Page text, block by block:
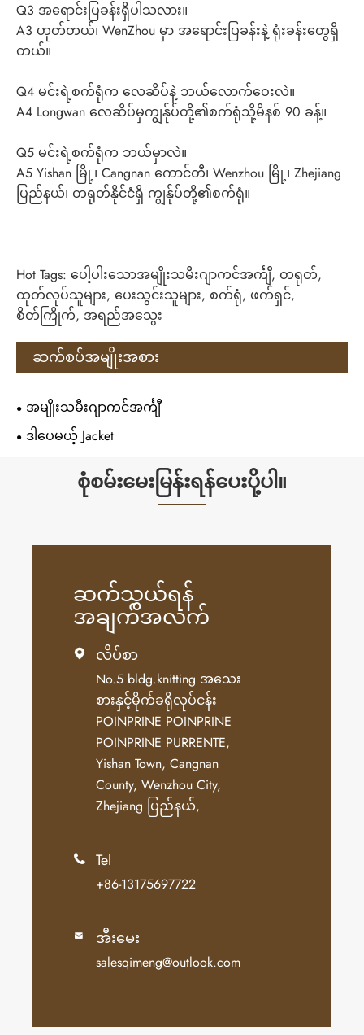
Q3 အရောင်းပြခန်းရှိပါသလား။
A3 ဟုတ်တယ်၊ WenZhou မှာ အရောင်းပြခန်းနဲ့ ရုံးခန်းတွေရှိ
တယ်။
Q4 မင်းရဲ့စက်ရုံက လေဆိပ်နဲ့ ဘယ်လောက်ဝေးလဲ။
A4 Longwan လေဆိပ်မှကျွန်ုပ်တို့၏စက်ရုံသို့မိနစ် 90 ခန့်။
Q5 မင်းရဲ့စက်ရုံက ဘယ်မှာလဲ။
A5 Yishan မြို့၊ Cangnan ကောင်တီ၊ Wenzhou မြို့၊ Zhejiang
ပြည်နယ်၊ တရုတ်နိုင်ငံရှိ ကျွန်ုပ်တို့၏စက်ရုံ။
Hot Tags: ပေါ့ပါးသောအမျိုးသမီးဂျာကင်အင်္ကျီ, တရုတ်,
ထုတ်လုပ်သူများ, ပေးသွင်းသူများ, စက်ရုံ, ဖက်ရှင်,
စိတ်ကြိုက်, အရည်အသွေး
ဆက်စပ်အမျိုးအစား
အမျိုးသမီးဂျာကင်အင်္ကျီ
ဒါပေမယ့် Jacket
စုံစမ်းမေးမြန်းရန်ပေးပို့ပါ။
ဆက်သွယ်ရန်
အချက်အလက်
 လိပ်စာ
No.5 bldg.knitting အသေး
စားနှင့်မိုက်ခရိုလုပ်ငန်း
POINPRINE POINPRINE
POINPRINE PURRENTE,
Yishan Town, Cangnan
County, Wenzhou City,
Zhejiang ပြည်နယ်,
 Tel
+86-13175697722
 အီးမေး
salesqimeng@outlook.com